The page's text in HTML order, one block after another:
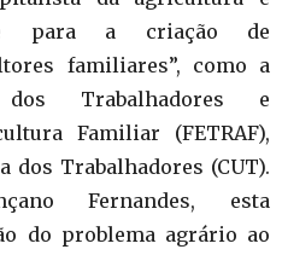
para a criação de
familiares”, como a
dos Trabalhadores e
Familiar (FETRAF),
dos Trabalhadores (CUT).
Fernandes, esta
do problema agrário ao